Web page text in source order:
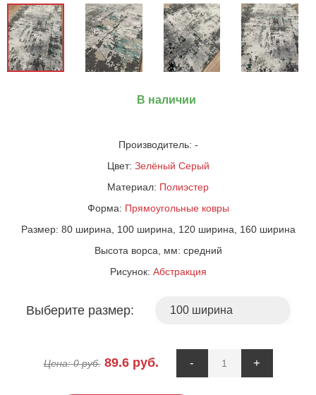
В наличии
Производитель: -
Цвет: Зелёный Серый
Материал: Полиэстер
Форма: Прямоугольные ковры
Размер: 80 ширина, 100 ширина, 120 ширина, 160 ширина
Высота ворса, мм: средний
Рисунок: Абстракция
Выберите размер:
Цена:0руб. 89.6руб. - +